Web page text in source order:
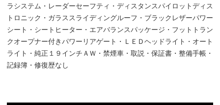
ラシステム・レーダーセーフティ・ディスタンスパイロットディス
トロニック・ガラススライディングルーフ・ブラックレザーパワー
シート・シートヒーター・エアバランスパッケージ・フットトラン
クオープナー付きパワーリアゲート・ＬＥＤヘッドライト・オート
ライト・純正１９インチＡＷ・禁煙車・取説・保証書・整備手帳・
記録簿・修復歴なし